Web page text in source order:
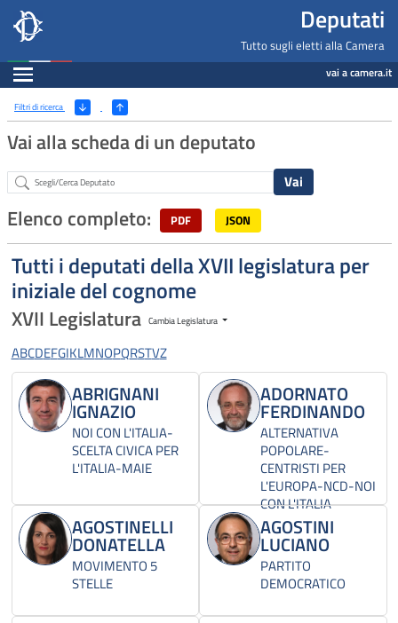
Deputati, Camera dei Deputati -
Salta al contenuto principale
Salta al menu di navigazione Deputati
Tutto sugli eletti alla Camera
Espandi vai a camera.it
Ricerca
Filtri di ricerca (Apri/Chiudi filtri)
Vai alla scheda di un deputato
Abstract
Elenco completo: PDF JSON
Tutti i deputati della XVII legislatura per
iniziale del cognome
XVII Legislatura Cambia Legislatura
ABCDEFGIKLMNOPQRSTVZ
ABRIGNANI
IGNAZIO
NOI CON L'ITALIA-
SCELTA CIVICA PER
L'ITALIA-MAIE
ADORNATO
FERDINANDO
ALTERNATIVA
POPOLARE-
CENTRISTI PER
L'EUROPA-NCD-NOI
CON L'ITALIA
AGOSTINELLI
DONATELLA
MOVIMENTO 5
STELLE
AGOSTINI
LUCIANO
PARTITO
DEMOCRATICO
Navigazione pagine di servizio
Fine pagina
Salta al contenuto principale
Salta al menu di navigazione
Vai a inizio pagina